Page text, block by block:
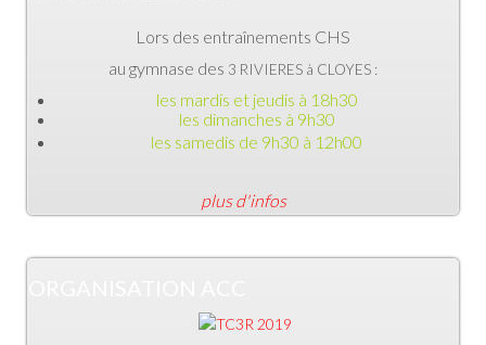
Lors des entraînements CHS
au gymnase des 3 RIVIERES à CLOYES :
les mardis et jeudis à 18h30
les dimanches à 9h30
les samedis de 9h30 à 12h00
plus d'infos